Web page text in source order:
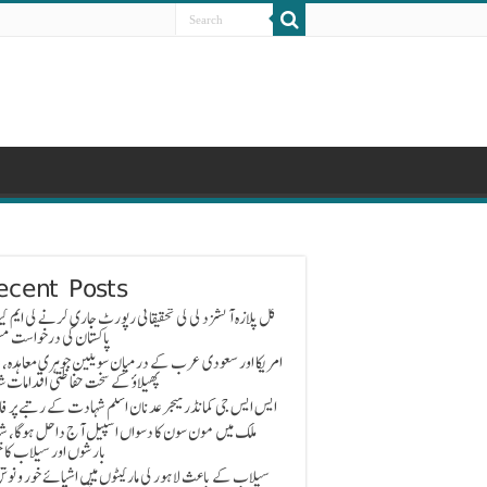
Posts
گل پلازہ آتشزدگی کی تحقیقاتی رپورٹ جاری کرنے کی ایم
پاکستان کی درخواست
امریکا اور سعودی عرب کے درمیان سویلین جوہری
پھیلاؤ کے سخت حفاظتی اقدامات
ایس ایس جی کمانڈر میجر عدنان اسلم شہادت کے رتبے پر
ملک میں مون سون کا دسواں اسپیل آج داخل ہوگا،
بارشوں اور سیلاب
سیلاب کے باعث لاہور کی مارکیٹوں میں اشیائے خور و